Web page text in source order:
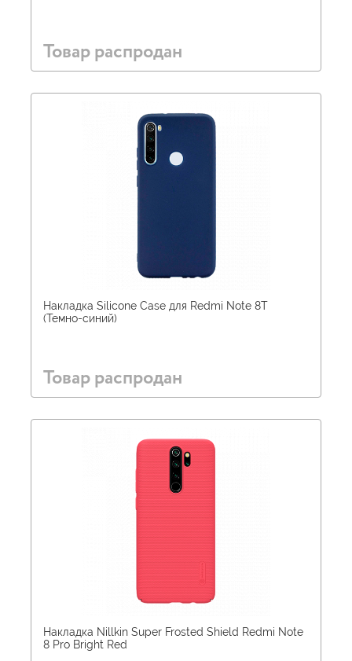
Товар распродан
Накладка Silicone Case для Redmi Note 8T
(Темно-синий)
Товар распродан
Накладка Nillkin Super Frosted Shield Redmi Note
8 Pro Bright Red